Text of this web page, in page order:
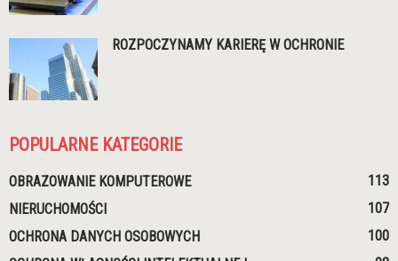
ROZPOCZYNAMY KARIERĘ W OCHRONIE
POPULARNE KATEGORIE
OBRAZOWANIE KOMPUTEROWE
113
NIERUCHOMOŚCI
107
OCHRONA DANYCH OSOBOWYCH
100